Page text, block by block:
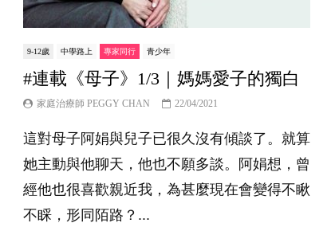
9-12歲 中學路上 專家同行 青少年
#連載《母子》1/3｜媽媽愛子的獨白
家庭治療師 PEGGY CHAN 22/04/2021
這對母子阿娟與兒子已很久沒有傾談了。就算
她主動與他聊天，他也不願多談。阿娟想，曾
經他也很喜歡親近我，為甚麼現在會變得不瞅
不睬，形同陌路？...